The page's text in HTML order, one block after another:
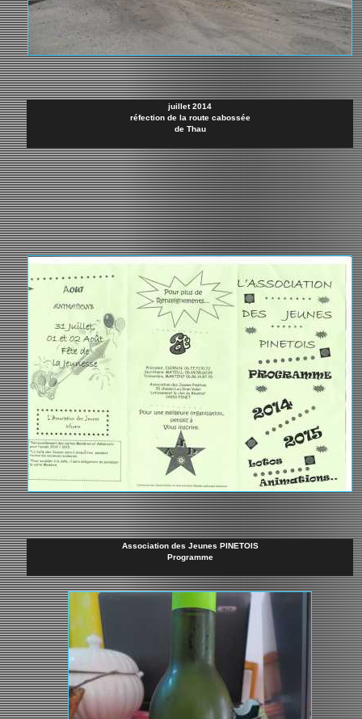
juillet 2014
réfection de la route cabossée
de Thau
Association des Jeunes PINETOIS
Programme